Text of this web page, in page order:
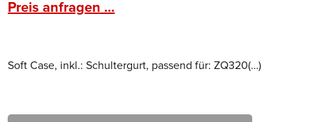
Preis anfragen ...
Soft Case, inkl.: Schultergurt, passend für: ZQ320(…)